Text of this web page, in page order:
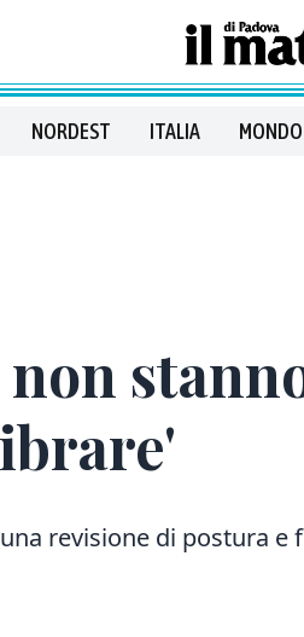
NORDEST ITALIA MONDO
revisione di postura e